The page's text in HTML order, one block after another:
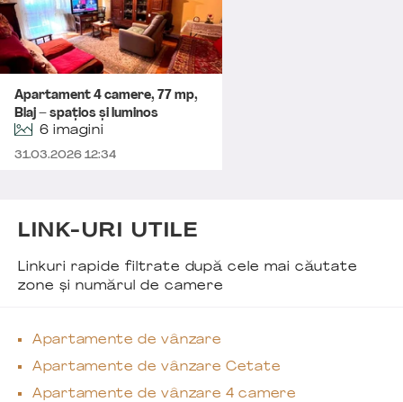
Apartament 4 camere, 77 mp,
Blaj – spațios și luminos
6 imagini
31.03.2026 12:34
LINK-URI UTILE
Linkuri rapide filtrate după cele mai căutate
zone și numărul de camere
Apartamente de vânzare
Apartamente de vânzare Cetate
Apartamente de vânzare 4 camere